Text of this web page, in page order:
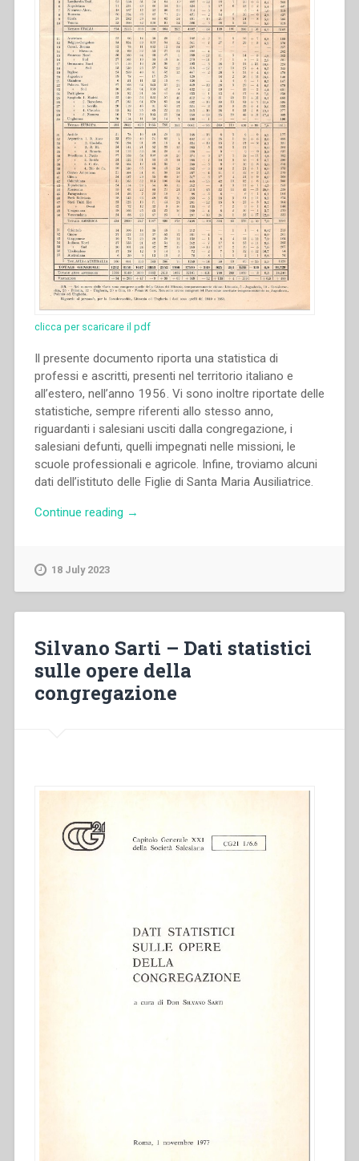
clicca per scaricare il pdf
Il presente documento riporta una statistica di
professi e ascritti, presenti nel territorio italiano e
all’estero, nell’anno 1956. Vi sono inoltre riportate delle
statistiche, sempre riferenti allo stesso anno,
riguardanti i salesiani usciti dalla congregazione, i
salesiani defunti, quelli impegnati nelle missioni, le
scuole professionali e agricole. Infine, troviamo alcuni
dati dell’istituto delle Figlie di Santa Maria Ausiliatrice.
Continue reading “Archivio
→
18 July 2023
Silvano Sarti – Dati statistici
sulle opere della
congregazione